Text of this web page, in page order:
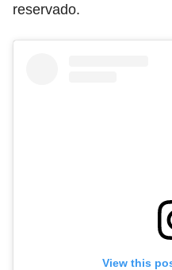
reservado.
View this